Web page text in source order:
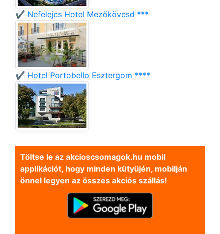
✔️ Nefelejcs Hotel Mezőkövesd ***
✔️ Hotel Portobello Esztergom ****
Töltse le az akcioscsomagok.hu mobil
applikációt, hogy minden kütyüjén, mobilján
önnel legyen az összes akciós szállás!